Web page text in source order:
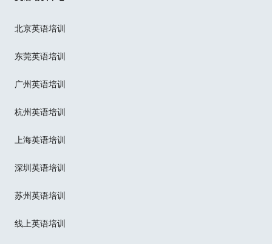
北京英语培训
东莞英语培训
广州英语培训
杭州英语培训
上海英语培训
深圳英语培训
苏州英语培训
线上英语培训